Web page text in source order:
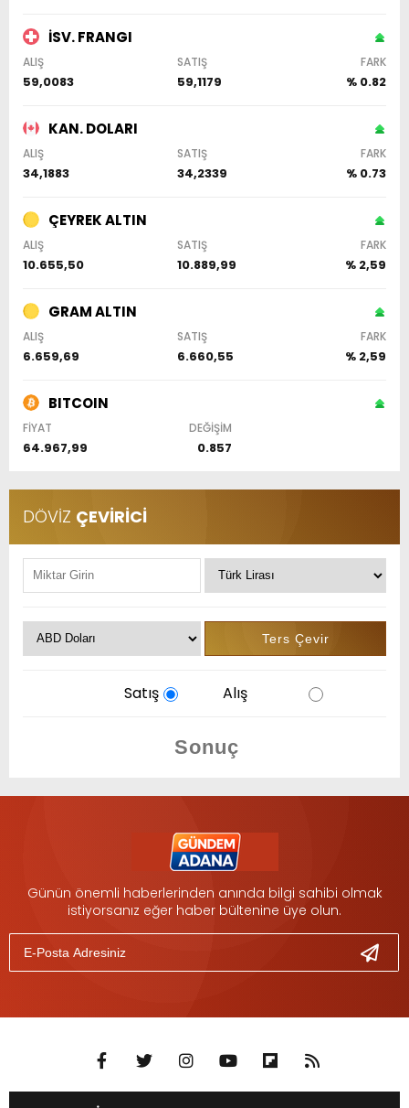
İSV. FRANGI
ALIŞ SATIŞ FARK
59,0083 59,1179 % 0.82
KAN. DOLARI
ALIŞ SATIŞ FARK
34,1883 34,2339 % 0.73
ÇEYREK ALTIN
ALIŞ SATIŞ FARK
10.655,50 10.889,99 % 2,59
GRAM ALTIN
ALIŞ SATIŞ FARK
6.659,69 6.660,55 % 2,59
BITCOIN
FİYAT DEĞİŞİM
64.967,99 0.857
DÖVİZ ÇEVİRİCİ
Satış Alış
Günün önemli haberlerinden anında bilgi sahibi olmak
istiyorsanız eğer haber bültenine üye olun.